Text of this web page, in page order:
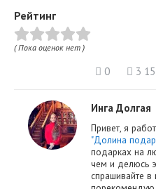
Рейтинг
( Пока оценок нет )
0 3
Инга Долгая
Привет, я
"Долина
подарках на
чем и делюсь
спрашивайте в